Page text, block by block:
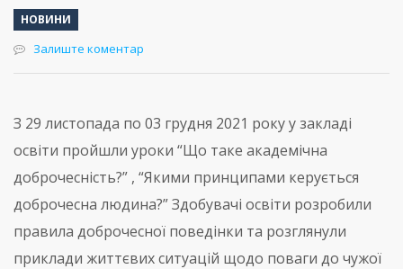
НОВИНИ
Залиште коментар
З 29 листопада по 03 грудня 2021 року у закладі
освіти пройшли уроки “Що таке академічна
доброчесність?” , “Якими принципами керується
доброчесна людина?” Здобувачі освіти розробили
правила доброчесної поведінки та розглянули
приклади життєвих ситуацій щодо поваги до чужої